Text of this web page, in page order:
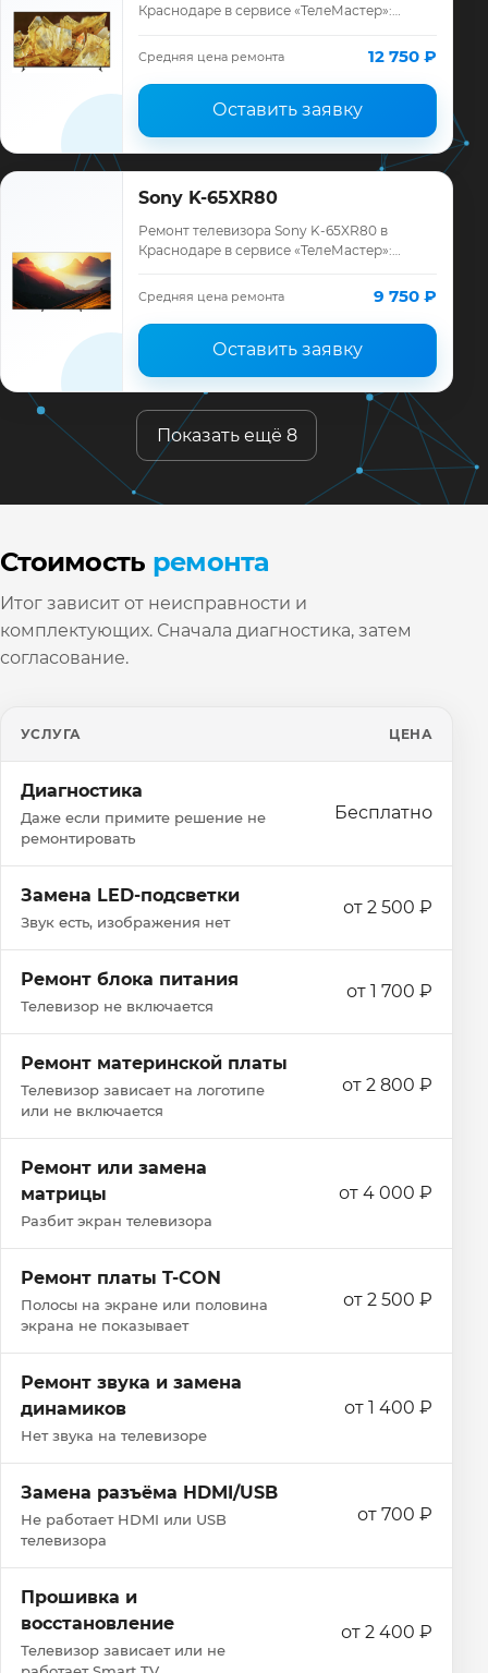
Краснодаре в сервисе «ТелеМастер»:
ремонта, запчасти и гарантия до 12
Средняя цена ремонта 12 750 ₽
Оставить заявку
Sony K-65XR80
Ремонт телевизора Sony K-65XR80 в
Краснодаре в сервисе «ТелеМастер»:
ремонта, запчасти и гарантия до 12
месяцев.
Средняя цена ремонта 9 750 ₽
Оставить заявку
Показать ещё 8
Стоимость ремонта
Итог зависит от неисправности и
комплектующих. Сначала диагностика, затем
согласование.
УСЛУГА ЦЕНА
Диагностика
Даже если примите решение не
ремонтировать
Бесплатно
Замена LED-подсветки
Звук есть, изображения нет
от 2 500 ₽
Ремонт блока питания
Телевизор не включается
от 1 700 ₽
Ремонт материнской платы
Телевизор зависает на логотипе
или не включается
от 2 800 ₽
Ремонт или замена
матрицы
Разбит экран телевизора
от 4 000 ₽
Ремонт платы T-CON
Полосы на экране или половина
экрана не показывает
от 2 500 ₽
Ремонт звука и замена
динамиков
Нет звука на телевизоре
от 1 400 ₽
Замена разъёма HDMI/USB
Не работает HDMI или USB
телевизора
от 700 ₽
Прошивка и
восстановление
Телевизор зависает или не
от 2 400 ₽